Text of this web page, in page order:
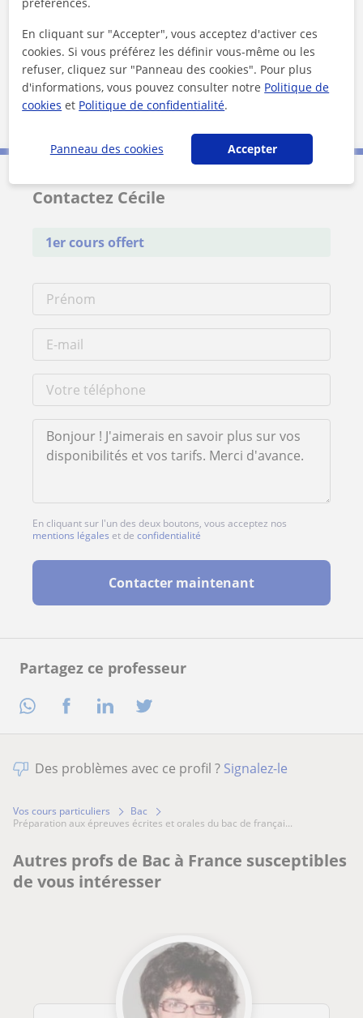
Partagez ce professeur
Données verifiées
★★★★★21 avis
Voir le profil
Contactez Cécile
1er cours offert
En cliquant sur l'un des deux boutons, vous acceptez nos
mentions légales et de confidentialité
Contacter maintenant
Des problèmes avec ce profil ? Signalez-le
Vos cours particuliers
Bac
préparation aux épreuves écrites et orales du bac de françai...
Autres profs de Bac à France susceptibles
de vous intéresser
En cliquant sur "Accepter", vous acceptez d'activer ces
cookies. Si vous préférez les définir vous-même ou les
refuser, cliquez sur "Panneau des cookies". Pour plus
d'informations, vous pouvez consulter notre Politique de
cookies et Politique de confidentialité.
Panneau des cookies Accepter